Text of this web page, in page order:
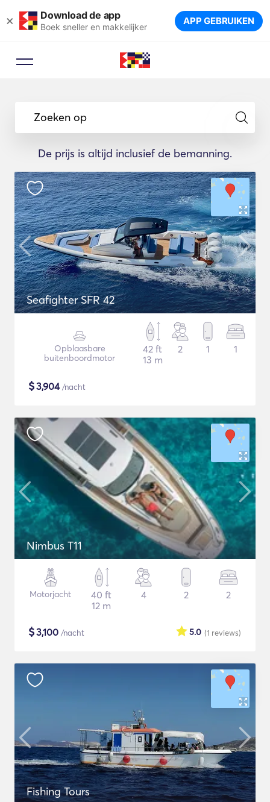
× Download de app
Boek sneller en makkelijker APP GEBRUIKEN
Zoeken op
De prijs is altijd inclusief de bemanning.
Seafighter SFR 42
Opblaasbare
buitenboordmotor
42 ft
13 m
2 1 1
$3,904/nacht
Nimbus T11
Motorjacht
40 ft
12 m
4 2 2
$3,100 /nacht (1 reviews)
5.0
Fishing Tours